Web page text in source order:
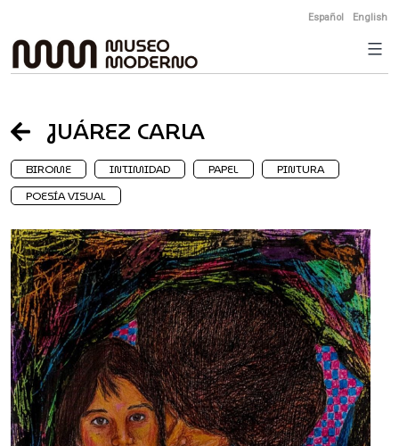
to
content
Español English
JUÁREZ CARLA
BIROME INTIMIDAD PAPEL
PINTURA
POESÍA VISUAL